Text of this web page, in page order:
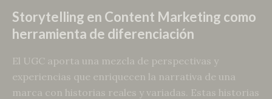
Storytelling en Content Marketing como
herramienta de diferenciación
El UGC aporta una mezcla de perspectivas y
experiencias que enriquecen la narrativa de una
marca con historias reales y variadas. Estas historias